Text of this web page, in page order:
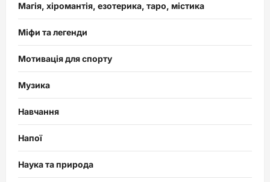
Магія, хіромантія, езотерика, таро, містика
Міфи та легенди
Мотивація для спорту
Музика
Навчання
Напої
Наука та природа